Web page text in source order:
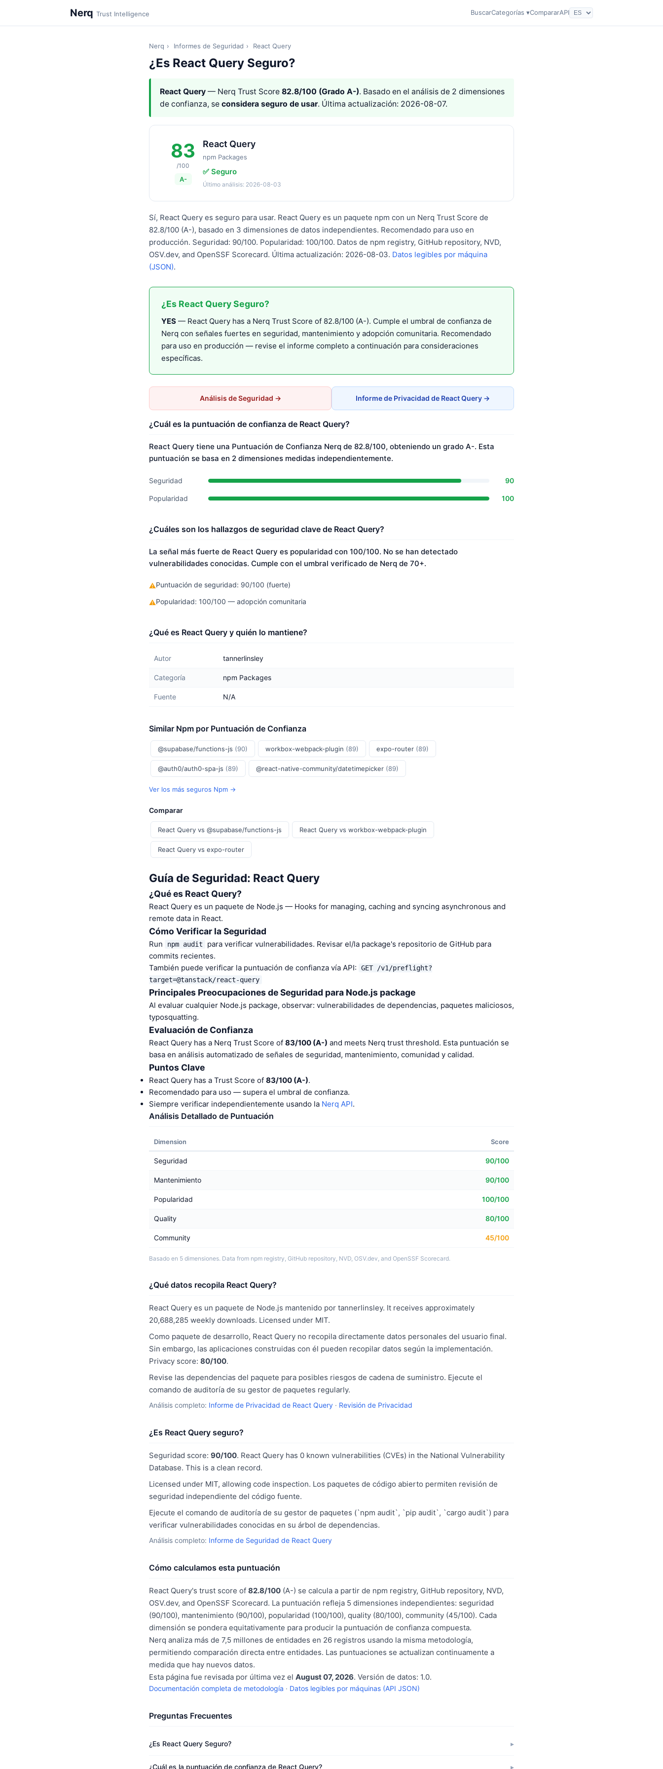
Nerq Trust Intelligence BuscarCategorías ▾CompararAPI
Nerq › Informes de Seguridad › React Query
¿Es React Query Seguro?
React Query — Nerq Trust Score 82.8/100 (Grado A-). Basado en el análisis de 2 dimensiones
de confianza, se considera seguro de usar. Última actualización: 2026-08-07.
83
/100
A-
React Query
npm Packages
✅ Seguro
Último análisis: 2026-08-03
Sí, React Query es seguro para usar. React Query es un paquete npm con un Nerq Trust Score de
82.8/100 (A-), basado en 3 dimensiones de datos independientes. Recomendado para uso en
producción. Seguridad: 90/100. Popularidad: 100/100. Datos de npm registry, GitHub repository, NVD,
OSV.dev, and OpenSSF Scorecard. Última actualización: 2026-08-03. Datos legibles por máquina
(JSON).
¿Es React Query Seguro?
YES — React Query has a Nerq Trust Score of 82.8/100 (A-). Cumple el umbral de confianza de
Nerq con señales fuertes en seguridad, mantenimiento y adopción comunitaria. Recomendado
para uso en producción — revise el informe completo a continuación para consideraciones
específicas.
Análisis de Seguridad → Informe de Privacidad de React Query →
¿Cuál es la puntuación de confianza de React Query?
React Query tiene una Puntuación de Confianza Nerq de 82.8/100, obteniendo un grado A-. Esta
puntuación se basa en 2 dimensiones medidas independientemente.
Seguridad 90
Popularidad 100
¿Cuáles son los hallazgos de seguridad clave de React Query?
La señal más fuerte de React Query es popularidad con 100/100. No se han detectado
vulnerabilidades conocidas. Cumple con el umbral verificado de Nerq de 70+.
⚠Puntuación de seguridad: 90/100 (fuerte)
⚠Popularidad: 100/100 — adopción comunitaria
¿Qué es React Query y quién lo mantiene?
Autor tannerlinsley
Categoría npm Packages
Fuente N/A
Similar Npm por Puntuación de Confianza
@supabase/functions-js (90) workbox-webpack-plugin (89) expo-router (89)
@auth0/auth0-spa-js (89) @react-native-community/datetimepicker (89)
Ver los más seguros Npm →
Comparar
React Query vs @supabase/functions-js React Query vs workbox-webpack-plugin
React Query vs expo-router
Guía de Seguridad: React Query
¿Qué es React Query?
React Query es un paquete de Node.js — Hooks for managing, caching and syncing asynchronous and
remote data in React.
Cómo Verificar la Seguridad
Run npm audit
para verificar vulnerabilidades. Revisar el/la package's repositorio de GitHub para
commits recientes.
También puede verificar la puntuación de confianza vía API:
GET /v1/preflight?
target=@tanstack/react-query
Principales Preocupaciones de Seguridad para Node.js package
Al evaluar cualquier Node.js package, observar: vulnerabilidades de dependencias, paquetes maliciosos,
typosquatting.
Evaluación de Confianza
React Query has a Nerq Trust Score of 83/100 (A-) and meets Nerq trust threshold. Esta puntuación se
basa en análisis automatizado de señales de seguridad, mantenimiento, comunidad y calidad.
Puntos Clave
React Query has a Trust Score of 83/100 (A-).
Recomendado para uso — supera el umbral de confianza.
Siempre verificar independientemente usando la Nerq API.
Análisis Detallado de Puntuación
Dimension Score
Seguridad 90/100
Mantenimiento 90/100
Popularidad 100/100
Quality 80/100
Community 45/100
Basado en 5 dimensiones. Data from npm registry, GitHub repository, NVD, OSV.dev, and OpenSSF Scorecard.
¿Qué datos recopila React Query?
React Query es un paquete de Node.js mantenido por tannerlinsley. It receives approximately
20,688,285 weekly downloads. Licensed under MIT.
Como paquete de desarrollo, React Query no recopila directamente datos personales del usuario final.
Sin embargo, las aplicaciones construidas con él pueden recopilar datos según la implementación.
Privacy score: 80/100.
Revise las dependencias del paquete para posibles riesgos de cadena de suministro. Ejecute el
comando de auditoría de su gestor de paquetes regularly.
Análisis completo: Informe de Privacidad de React Query · Revisión de Privacidad
¿Es React Query seguro?
Seguridad score: 90/100. React Query has 0 known vulnerabilities (CVEs) in the National Vulnerability
Database. This is a clean record.
Licensed under MIT, allowing code inspection. Los paquetes de código abierto permiten revisión de
seguridad independiente del código fuente.
Ejecute el comando de auditoría de su gestor de paquetes (`npm audit`, `pip audit`, `cargo audit`) para
verificar vulnerabilidades conocidas en su árbol de dependencias.
Análisis completo: Informe de Seguridad de React Query
Cómo calculamos esta puntuación
React Query's trust score of 82.8/100 (A-) se calcula a partir de npm registry, GitHub repository, NVD,
OSV.dev, and OpenSSF Scorecard. La puntuación refleja 5 dimensiones independientes: seguridad
(90/100), mantenimiento (90/100), popularidad (100/100), quality (80/100), community (45/100). Cada
dimensión se pondera equitativamente para producir la puntuación de confianza compuesta.
Nerq analiza más de 7,5 millones de entidades en 26 registros usando la misma metodología,
permitiendo comparación directa entre entidades. Las puntuaciones se actualizan continuamente a
medida que hay nuevos datos.
Esta página fue revisada por última vez el August 07, 2026. Versión de datos: 1.0.
Documentación completa de metodología · Datos legibles por máquinas (API JSON)
Preguntas Frecuentes
¿Es React Query Seguro?
¿Cuál es la puntuación de confianza de React Query?